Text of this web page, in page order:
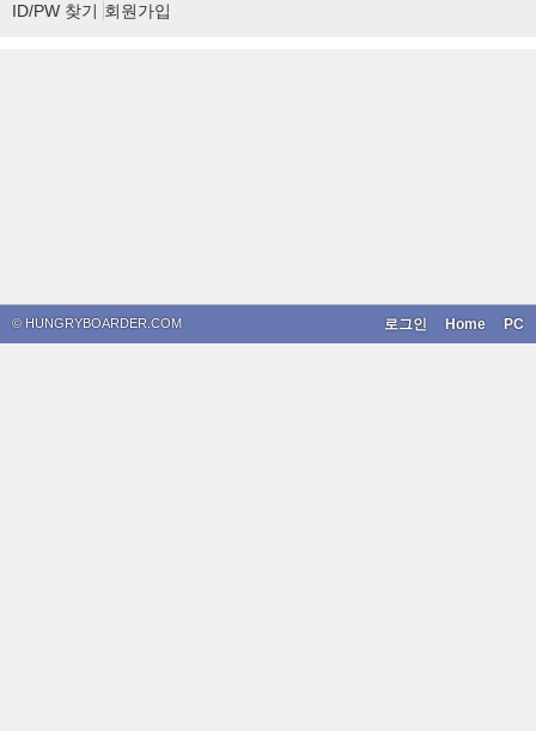
ID/PW 찾기 회원가입
© HUNGRYBOARDER.COM PC
Home
로그인